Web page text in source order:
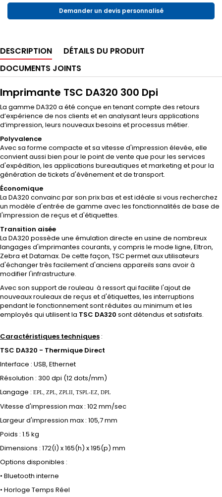
Demander un devis personnalisé
DESCRIPTION
DÉTAILS DU PRODUIT
DOCUMENTS JOINTS
Imprimante TSC DA320 300 Dpi
La gamme DA320 a été conçue en tenant compte des retours
d’expérience de nos clients et en analysant leurs applications
d’impression, leurs nouveaux besoins et processus métier.
Polyvalence
Avec sa forme compacte et sa vitesse d'impression élevée, elle
convient aussi bien pour le point de vente que pour les services
d'expédition, les applications bureautiques et marketing et pour la
génération de tickets d'événement et de transport.
Économique
La DA320 convainc par son prix bas et est idéale si vous recherchez
un modèle d'entrée de gamme avec les fonctionnalités de base de
l'impression de reçus et d'étiquettes.
Transition aisée
La DA320 possède une émulation directe en usine de nombreux
langages d'imprimantes courants, y compris le mode ligne, Eltron,
Zebra et Datamax. De cette façon, TSC permet aux utilisateurs
d'échanger très facilement d'anciens appareils sans avoir à
modifier l'infrastructure.
Avec son support de rouleau à ressort qui facilite l'ajout de
nouveaux rouleaux de reçus et d'étiquettes, les interruptions
pendant le fonctionnement sont réduites au minimum et les
employés qui utilisent la TSC DA320 sont détendus et satisfaits.
Caractéristiques techniques :
TSC DA320 - Thermique Direct
Interface : USB, Ethernet
Résolution : 300 dpi (12 dots/mm)
Langage : EPL, ZPL, ZPLII, TSPL-EZ, DPL
Vitesse d'impression max : 102 mm/sec
Largeur d'impression max : 105,7 mm
Poids : 1.5 kg
Dimensions : 172(l) x 165(h) x 195(p) mm
Options disponibles :
• Bluetooth interne
• Horloge Temps Réel